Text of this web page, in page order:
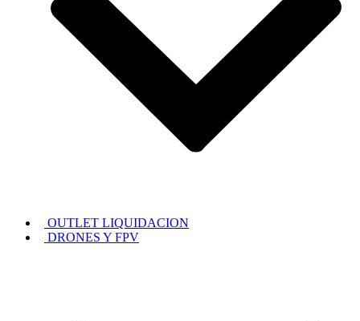
OUTLET LIQUIDACION
DRONES Y FPV